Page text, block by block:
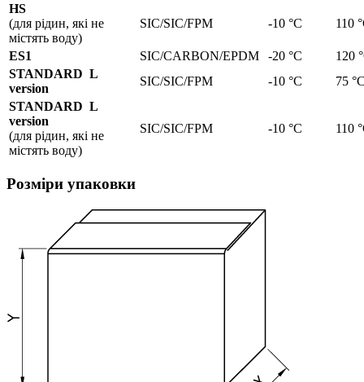
HS
(для рідин, які не
містять воду)
SIC/SIC/FPM -10 °C 110
ES1 SIC/CARBON/EPDM -20 °C
120
STANDARD L
version
SIC/SIC/FPM -10 °C
75
STANDARD L
version
(для рідин, які не
містять воду)
SIC/SIC/FPM -10 °C 110
Розміри упаковки